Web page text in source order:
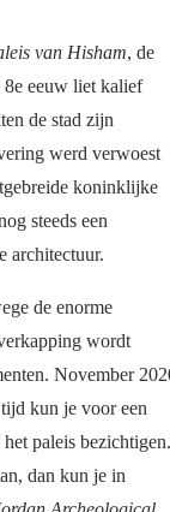
van Hisham, de
8e eeuw liet kalief
de stad zijn
werd verwoest
koninklijke
steeds een
architectuur.
de enorme
wordt
November
kun je voor een
paleis bezichtigen.
dan kun je in